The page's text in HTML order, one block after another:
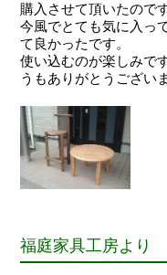
購入させて頂いたので
今風でとても気に入っ
て良かったです。
使い込むのが楽しみで
うもありがとうござい
福庭家具工房より